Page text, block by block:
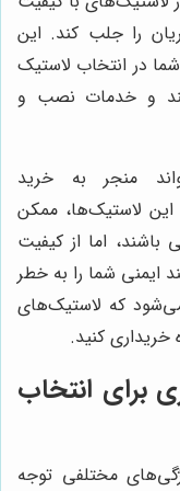
را جلب کند. این
در انتخاب لاستیک
و خدمات نصب و
منجر به خرید
لاستیک‌ها، ممکن
اما از کیفیت
ایمنی شما را به خطر
می‌شود که لاستیک‌های
خریداری کنید.
برای انتخاب
مختلفی توجه